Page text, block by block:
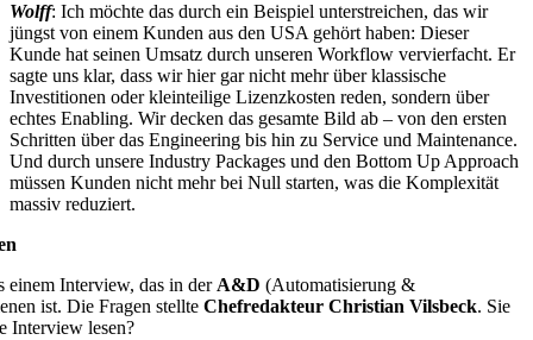
Wolff: Ich möchte das durch ein Beispiel unterstreichen, das wir
jüngst von einem Kunden aus den USA gehört haben: Dieser
Kunde hat seinen Umsatz durch unseren Workflow vervierfacht. Er
sagte uns klar, dass wir hier gar nicht mehr über klassische
Investitionen oder kleinteilige Lizenzkosten reden, sondern über
echtes Enabling. Wir decken das gesamte Bild ab – von den ersten
Schritten über das Engineering bis hin zu Service und Maintenance.
Und durch unsere Industry Packages und den Bottom Up Approach
müssen Kunden nicht mehr bei Null starten, was die Komplexität
massiv reduziert.
einem Interview, das in derA&D (Automatisierung &
ist. Die Fragen stellteChefredakteur Christian Vilsbeck. Sie
Interview lesen?